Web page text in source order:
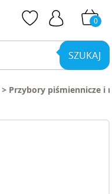
0
SZUKAJ
> Przybory piśmiennicze i